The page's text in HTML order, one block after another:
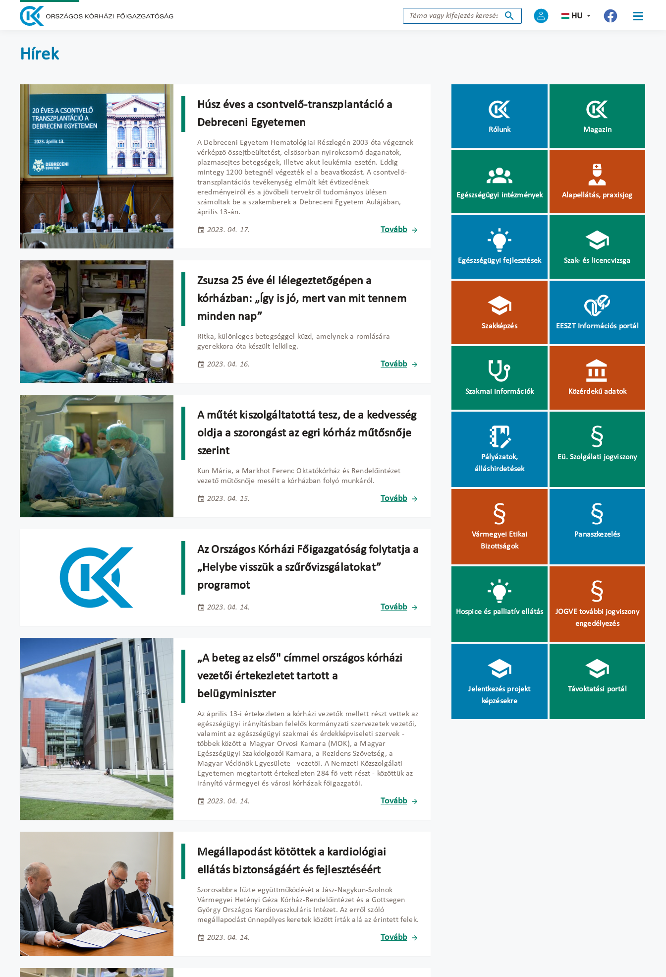
HU
Hírek
Húsz éves a csontvelő-transzplantáció a
Debreceni Egyetemen
A Debreceni Egyetem Hematológiai Részlegén 2003 óta végeznek
vérképző őssejtbeültetést, elsősorban nyirokcsomó daganatok,
plazmasejtes betegségek, illetve akut leukémia esetén. Eddig
mintegy 1200 betegnél végezték el a beavatkozást. A csontvelő-
transzplantációs tevékenység elmúlt két évtizedének
eredményeiről és a jövőbeli tervekről tudományos ülésen
számoltak be a szakemberek a Debreceni Egyetem Aulájában,
április 13-án.
2023. 04. 17. Tovább
Zsuzsa 25 éve él lélegeztetőgépen a
kórházban: „Így is jó, mert van mit tennem
minden nap”
Ritka, különleges betegséggel küzd, amelynek a romlására
gyerekkora óta készült lelkileg.
2023. 04. 16. Tovább
A műtét kiszolgáltatottá tesz, de a kedvesség
oldja a szorongást az egri kórház műtősnője
szerint
Kun Mária, a Markhot Ferenc Oktatókórház és Rendelőintézet
vezető műtősnője mesélt a kórházban folyó munkáról.
2023. 04. 15. Tovább
Az Országos Kórházi Főigazgatóság folytatja a
„Helybe visszük a szűrővizsgálatokat”
programot
2023. 04. 14. Tovább
„A beteg az első" címmel országos kórházi
vezetői értekezletet tartott a
belügyminiszter
Az április 13-i értekezleten a kórházi vezetők mellett részt vettek az
egészségügyi irányításban felelős kormányzati szervezetek vezetői,
valamint az egészségügyi szakmai és érdekképviseleti szervek -
többek között a Magyar Orvosi Kamara (MOK), a Magyar
Egészségügyi Szakdolgozói Kamara, a Rezidens Szövetség, a
Magyar Védőnők Egyesülete - vezetői. A Nemzeti Közszolgálati
Egyetemen megtartott értekezleten 284 fő vett részt - közöttük az
irányító vármegyei és városi kórházak főigazgatói.
2023. 04. 14. Tovább
Megállapodást kötöttek a kardiológiai
ellátás biztonságáért és fejlesztéséért
Szorosabbra fűzte együttműködését a Jász-Nagykun-Szolnok
Vármegyei Hetényi Géza Kórház-Rendelőintézet és a Gottsegen
György Országos Kardiovaszkuláris Intézet. Az erről szóló
megállapodást ünnepélyes keretek között írták alá az érintett felek.
2023. 04. 14. Tovább
Rólunk Magazin
Egészségügyi intézmények Alapellátás, praxisjog
Egészségügyi fejlesztések Szak- és licencvizsga
Szakképzés EESZT Információs portál
Szakmai információk Közérdekű adatok
Pályázatok,
álláshirdetések
Eü. Szolgálati jogviszony
Vármegyei Etikai
Bizottságok
Panaszkezelés
Hospice és palliatív ellátás
JOGVE további jogviszony
engedélyezés
Jelentkezés projekt
képzésekre
Távoktatási portál